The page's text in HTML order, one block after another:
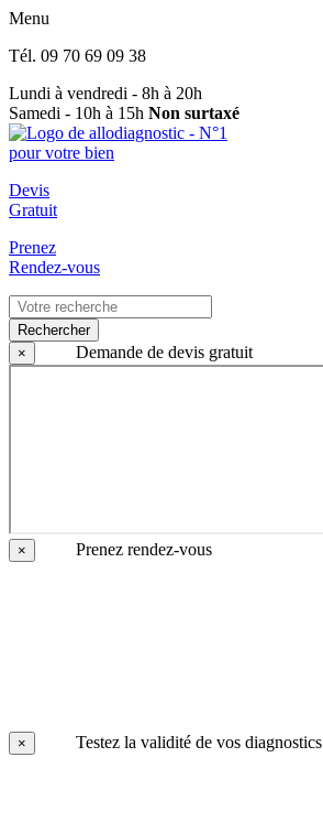
Menu
Tél. 09 70 69 09 38
Lundi à vendredi - 8h à 20h
Samedi - 10h à 15h Non surtaxé
Devis
Gratuit
Prenez
Rendez-vous
Rechercher
×
Demande de devis gratuit
× Prenez rendez-vous
× Testez la validité de vos diagnostics